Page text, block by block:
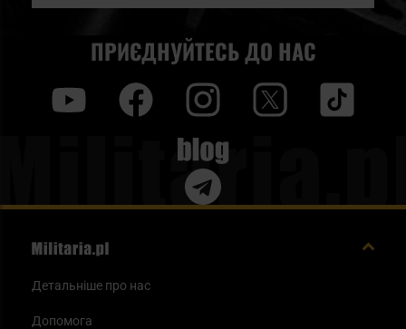
ПРИЄДНУЙТЕСЬ ДО НАС
Blog
Детальніше про нас
Допомога